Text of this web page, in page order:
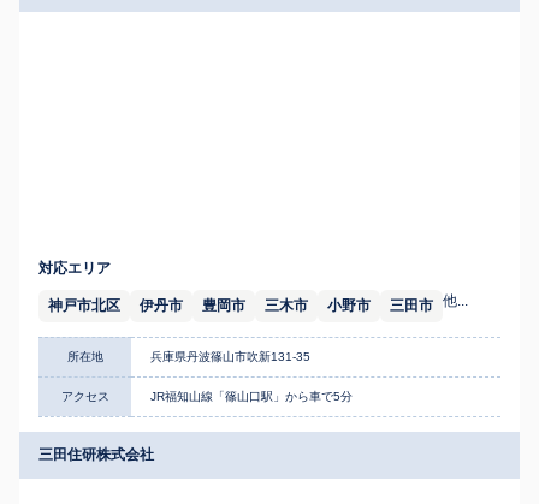
対応エリア
神戸市北区 伊丹市 豊岡市 三木市 小野市 三田市 他...
所在地 兵庫県丹波篠山市吹新131-35
アクセス JR福知山線「篠山口駅」から車で5分
三田住研株式会社